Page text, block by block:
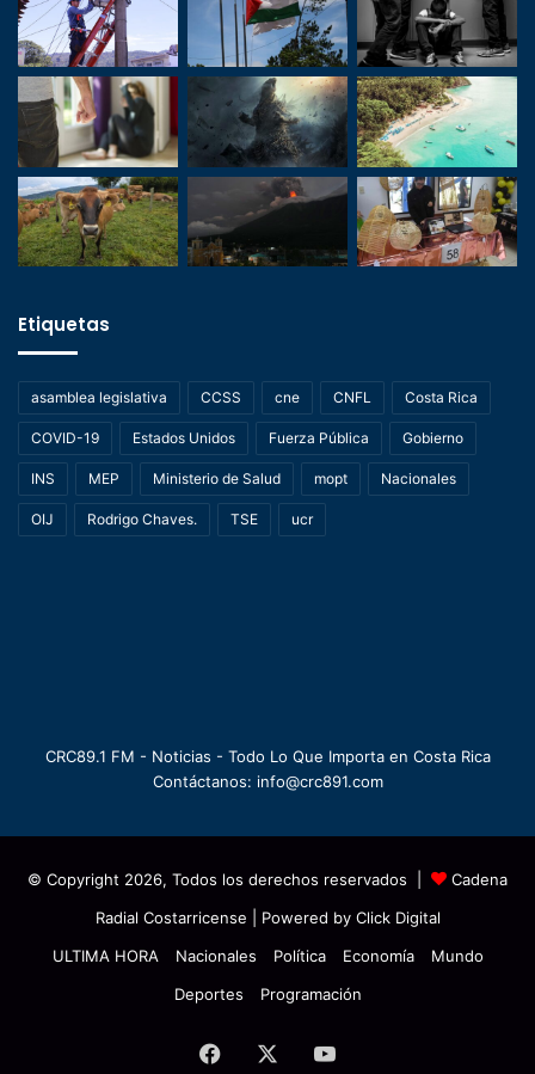
Etiquetas
asamblea legislativa CCSS cne CNFL Costa Rica
COVID-19 Estados Unidos Fuerza Pública Gobierno
INS MEP Ministerio de Salud mopt Nacionales
OIJ Rodrigo Chaves. TSE ucr
CRC89.1 FM - Noticias - Todo Lo Que Importa en Costa Rica
Contáctanos: info@crc891.com
© Copyright 2026, Todos los derechos reservados |
Cadena
Radial Costarricense | Powered by Click Digital
ULTIMA HORA
Nacionales Política Economía
Mundo
Deportes
Programación
Facebook